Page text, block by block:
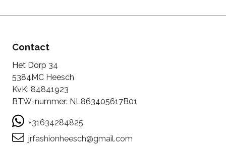
Contact
Het Dorp 34
5384MC Heesch
KvK: 84841923
BTW-nummer: NL863405617B01
+31634284825
jrfashionheesch@gmail.com